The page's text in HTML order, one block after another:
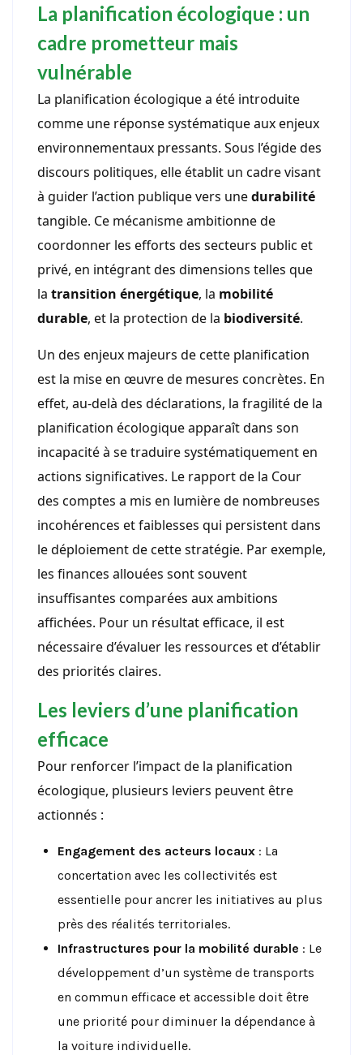
La planification écologique : un
cadre prometteur mais
vulnérable
La planification écologique a été introduite
comme une réponse systématique aux enjeux
environnementaux pressants. Sous l’égide des
discours politiques, elle établit un cadre visant
à guider l’action publique vers unedurabilité
tangible. Ce mécanisme ambitionne de
coordonner les efforts des secteurs public et
privé, en intégrant des dimensions telles que
la transition énergétique, la mobilité
durable, et la protection de la biodiversité.
Un des enjeux majeurs de cette planification
est la mise en œuvre de mesures concrètes. En
effet, au-delà des déclarations, la fragilité de la
planification écologique apparaît dans son
incapacité à se traduire systématiquement en
actions significatives. Le rapport de la Cour
des comptes a mis en lumière de nombreuses
incohérences et faiblesses qui persistent dans
le déploiement de cette stratégie. Par exemple,
les finances allouées sont souvent
insuffisantes comparées aux ambitions
affichées. Pour un résultat efficace, il est
nécessaire d’évaluer les ressources et d’établir
des priorités claires.
Les leviers d’une planification
efficace
Pour renforcer l’impact de la planification
écologique, plusieurs leviers peuvent être
actionnés :
Engagement des acteurs locaux : La
concertation avec les collectivités est
essentielle pour ancrer les initiatives au plus
près des réalités territoriales.
Infrastructures pour la mobilité durable : Le
développement d’un système de transports
en commun efficace et accessible doit être
une priorité pour diminuer la dépendance à
la voiture individuelle.